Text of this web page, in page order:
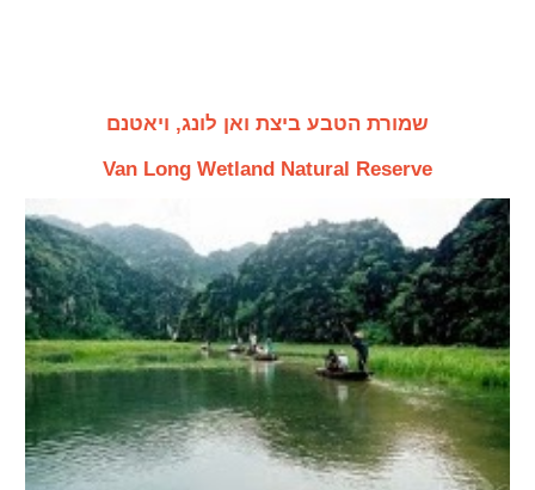
שמורת הטבע ביצת ואן לונג, ויאטנם
Van Long Wetland Natural Reserve